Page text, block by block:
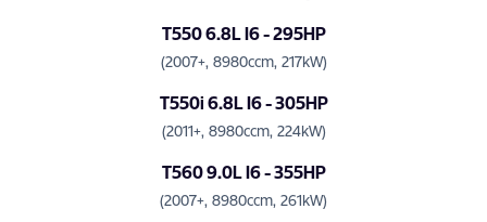
T550 6.8L I6 - 295HP
(2007+, 8980ccm, 217kW)
T550i 6.8L I6 - 305HP
(2011+, 8980ccm, 224kW)
T560 9.0L I6 - 355HP
(2007+, 8980ccm, 261kW)